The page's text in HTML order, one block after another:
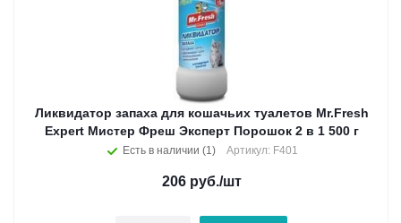
Ликвидатор запаха для кошачьих туалетов Mr.Fresh
Expert Мистер Фреш Эксперт Порошок 2 в 1 500 г
Есть в наличии (1) Артикул: F401
206руб./шт